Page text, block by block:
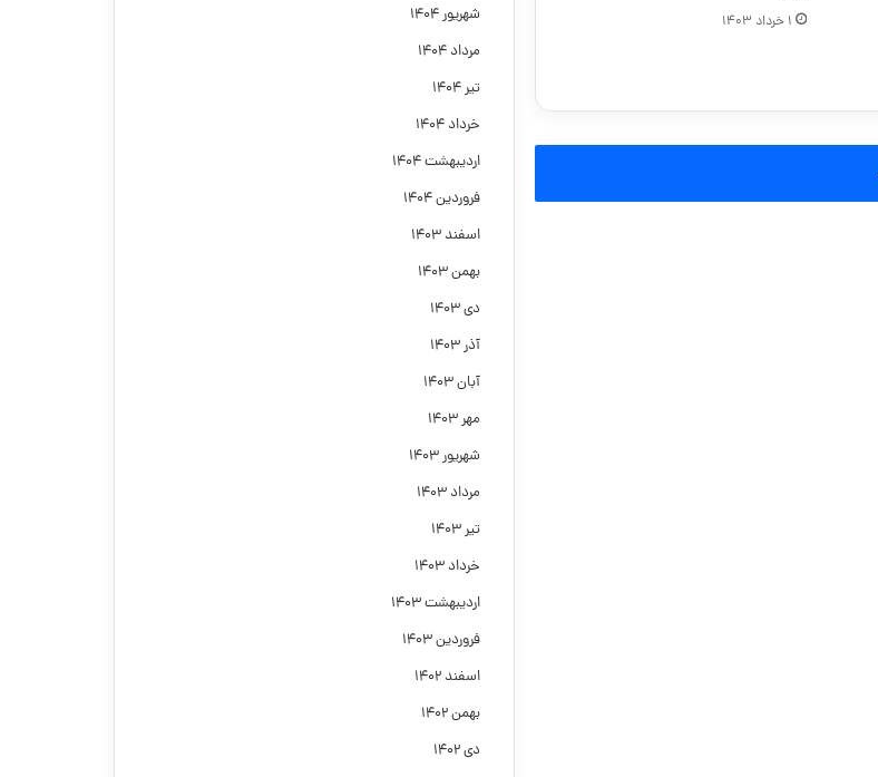
۱ خرداد ۱۴۰۳
شهریور ۱۴۰۴
مرداد ۱۴۰۴
تیر ۱۴۰۴
خرداد ۱۴۰۴
اردیبهشت ۱۴۰۴
فروردین ۱۴۰۴
اسفند ۱۴۰۳
بهمن ۱۴۰۳
دی ۱۴۰۳
آذر ۱۴۰۳
آبان ۱۴۰۳
مهر ۱۴۰۳
شهریور ۱۴۰۳
مرداد ۱۴۰۳
تیر ۱۴۰۳
خرداد ۱۴۰۳
اردیبهشت ۱۴۰۳
فروردین ۱۴۰۳
اسفند ۱۴۰۲
بهمن ۱۴۰۲
دی ۱۴۰۲